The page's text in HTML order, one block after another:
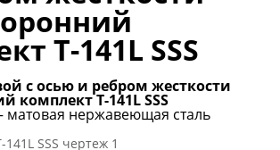
T-141L SSS
с осью и ребром жесткости
комплект T-141L SSS
матовая нержавеющая сталь